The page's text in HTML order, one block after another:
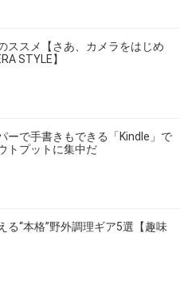
ススメ【さあ、カメラをはじめ
STYLE】
ーで手書きもできる「Kindle」で
トプットに集中だ
る“本格”野外調理ギア5選【趣味